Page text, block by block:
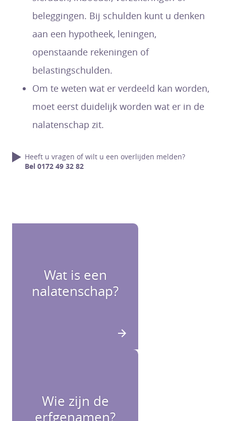
beleggingen. Bij schulden kunt u denken
aan een hypotheek, leningen,
openstaande rekeningen of
belastingschulden.
Om te weten wat er verdeeld kan worden,
moet eerst duidelijk worden wat er in de
nalatenschap zit.
Heeft u vragen of wilt u een overlijden melden?
Bel 0172 49 32 82
Wat is een
nalatenschap?
Wie zijn de
erfgenamen?